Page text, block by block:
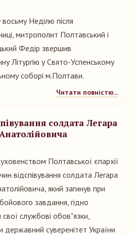
восьму Неділю після
митрополит Полтавський і
Федір звершив
Літургію у Свято-Успенському
соборі м.Полтави.
Читати повністю...
солдата Легара
Полтавської єпархії
відспівування солдата Легара
який загинув при
завдання, гідно
службові обов"язки,
суверенітет України